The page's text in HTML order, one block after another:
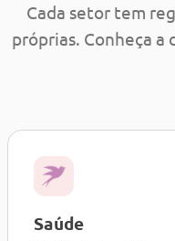
Cada setor tem
próprias. Conheça a
Saúde